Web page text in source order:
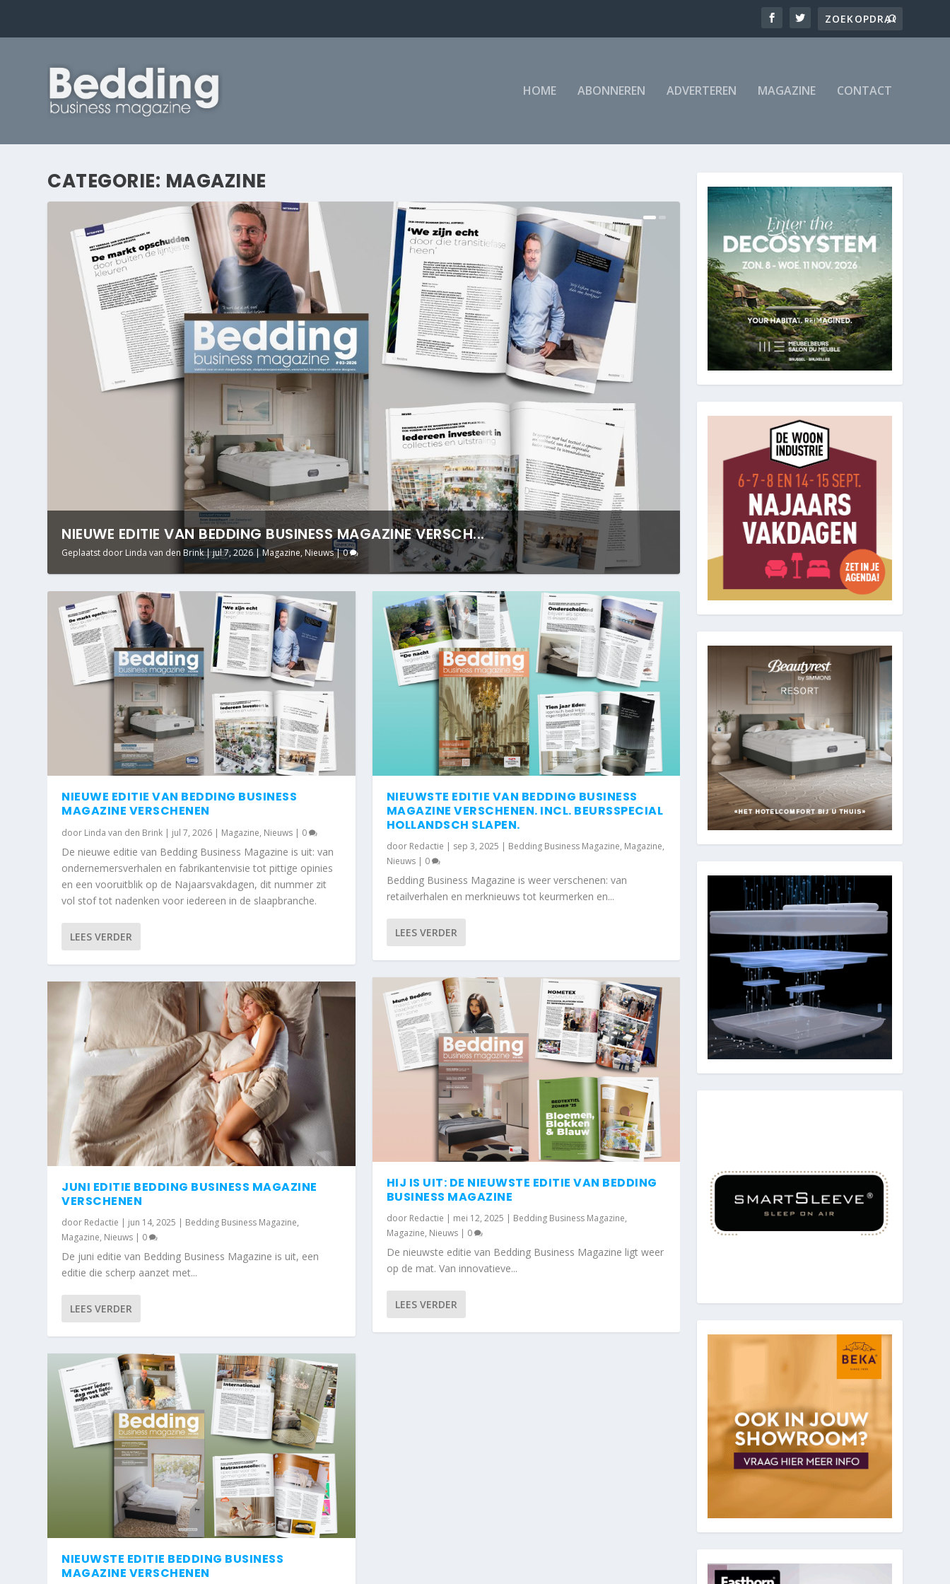
HOME ABONNEREN ADVERTEREN MAGAZINE CONTACT
CATEGORIE: MAGAZINE
NIEUWE EDITIE VAN BEDDING BUSINESS MAGAZINE VERSCH...
Geplaatst door Linda van den Brink|jul 7, 2026|Magazine,Nieuws|0
HIJ IS UIT: DE NIEUWSTE EDITIE VAN BEDDING BUSINES...
Geplaatst doorRedactie
NIEUWE EDITIE VAN BEDDING BUSINESS
MAGAZINE VERSCHENEN
door Linda van den Brink | jul 7, 2026 | Magazine, Nieuws | 0
De nieuwe editie van Bedding Business Magazine is uit: van
ondernemersverhalen en fabrikantenvisie tot pittige opinies
en een vooruitblik op de Najaarsvakdagen, dit nummer zit
vol stof tot nadenken voor iedereen in de slaapbranche.
LEES VERDER
JUNI EDITIE BEDDING BUSINESS MAGAZINE
VERSCHENEN
door Redactie | jun 14, 2025 | Bedding Business Magazine,
Magazine, Nieuws | 0
De juni editie van Bedding Business Magazine is uit, een
editie die scherp aanzet met...
LEES VERDER
NIEUWSTE EDITIE BEDDING BUSINESS
MAGAZINE VERSCHENEN
NIEUWSTE EDITIE VAN BEDDING BUSINESS
MAGAZINE VERSCHENEN. INCL. BEURSSPECIAL
HOLLANDSCH SLAPEN.
door Redactie | sep 3, 2025 | Bedding Business Magazine, Magazine,
Nieuws| 0
Bedding Business Magazine is weer verschenen: van
retailverhalen en merknieuws tot keurmerken en...
LEES VERDER
HIJ IS UIT: DE NIEUWSTE EDITIE VAN BEDDING
BUSINESS MAGAZINE
door Redactie | mei 12, 2025 | Bedding Business Magazine,
Magazine, Nieuws| 0
De nieuwste editie van Bedding Business Magazine ligt weer
op de mat. Van innovatieve...
LEES VERDER